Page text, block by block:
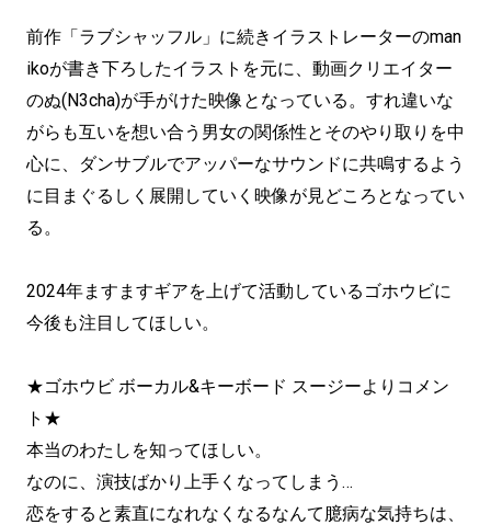
前作「ラブシャッフル」に続きイラストレーターのman
ikoが書き下ろしたイラストを元に、動画クリエイター
のぬ(N3cha)が手がけた映像となっている。すれ違いな
がらも互いを想い合う男女の関係性とそのやり取りを中
心に、ダンサブルでアッパーなサウンドに共鳴するよう
に目まぐるしく展開していく映像が見どころとなってい
る。
2024年ますますギアを上げて活動しているゴホウビに
今後も注目してほしい。
★ゴホウビ ボーカル&キーボード スージーよりコメン
ト★
本当のわたしを知ってほしい。
なのに、演技ばかり上手くなってしまう…
恋をすると素直になれなくなるなんて臆病な気持ちは、